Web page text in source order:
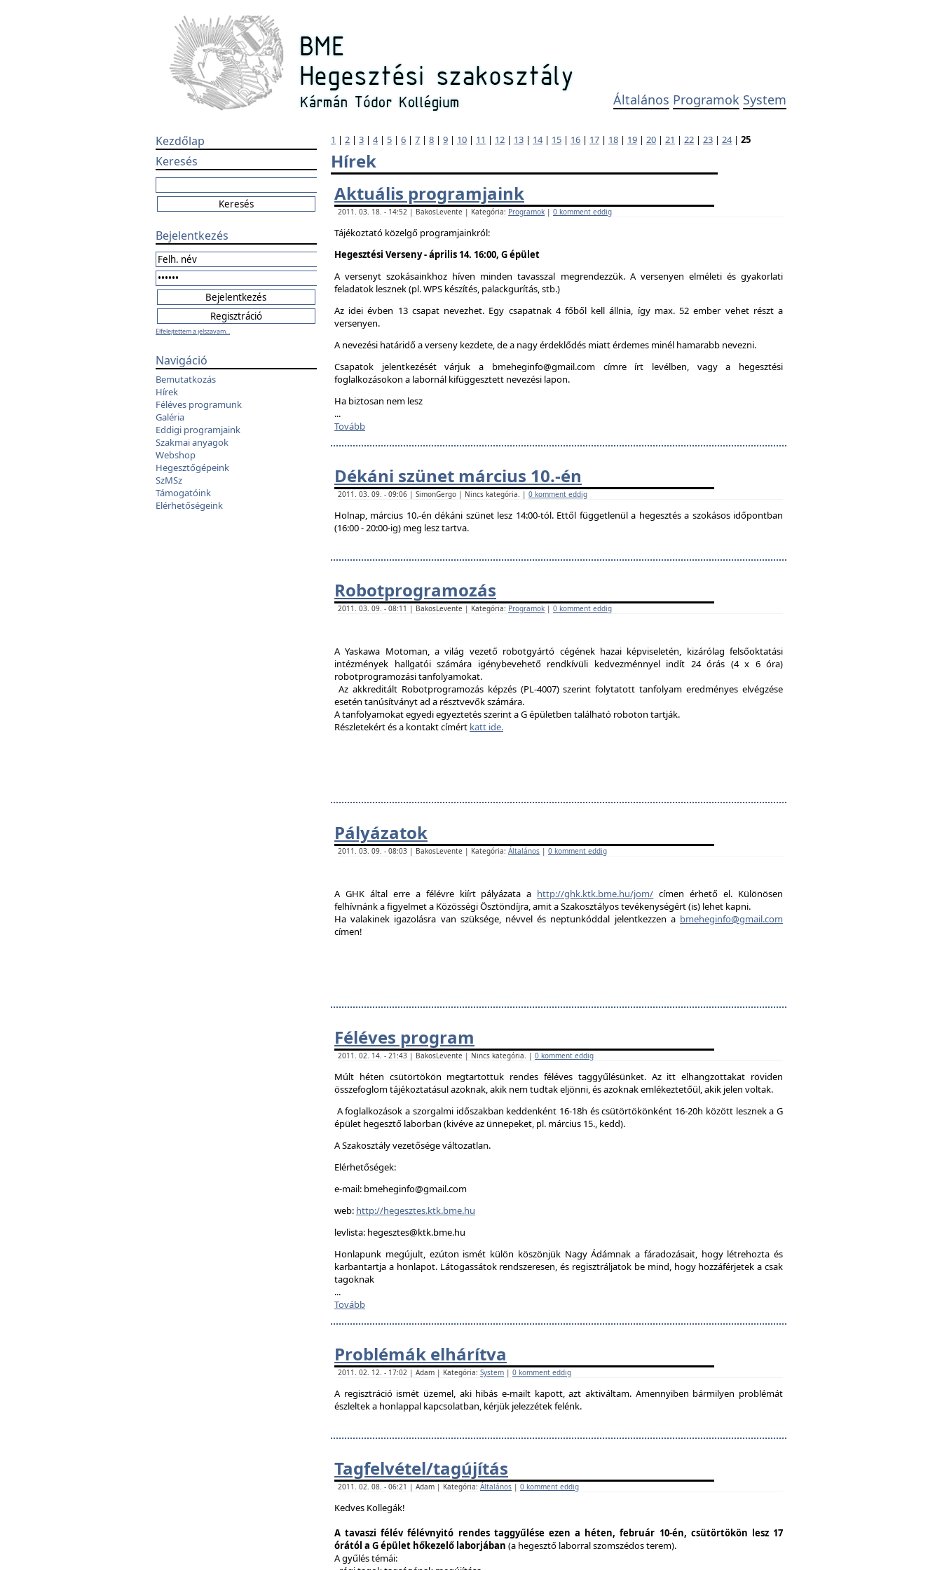
Általános Programok System
Kezdőlap
Keresés
Bejelentkezés
Elfelejtettem a jelszavam...
Navigáció
Bemutatkozás
Hírek
Féléves programunk
Galéria
Eddigi programjaink
Szakmai anyagok
Webshop
Hegesztőgépeink
SzMSz
Támogatóink
Elérhetőségeink
1 | 2 | 3 | 4| 5 | 6 | 7 | 8 | 9 | 10 | 11 | 12 | 13 | 14| 15 | 16 | 17 | 18 | 19 | 20 | 21 | 22 | 23 | 24| 25
Hírek
Aktuális programjaink
2011. 03. 18. - 14:52 | BakosLevente | Kategória: Programok | 0 komment eddig
Tájékoztató közelgő programjainkról:
Hegesztési Verseny - április 14. 16:00, G épület
A versenyt szokásainkhoz híven minden tavasszal megrendezzük. A versenyen elméleti és gyakorlati
feladatok lesznek (pl. WPS készítés, palackgurítás, stb.)
Az idei évben 13 csapat nevezhet. Egy csapatnak 4 főből kell állnia, így max. 52 ember vehet részt a
versenyen.
A nevezési határidő a verseny kezdete, de a nagy érdeklődés miatt érdemes minél hamarabb nevezni.
Csapatok jelentkezését várjuk a bmeheginfo@gmail.com címre írt levélben, vagy a hegesztési
foglalkozásokon a labornál kifüggesztett nevezési lapon.
Ha biztosan nem lesz
...
Tovább
Dékáni szünet március 10.-én
2011. 03. 09. - 09:06 | SimonGergo | Nincs kategória. | 0 komment eddig
Holnap, március 10.-én dékáni szünet lesz 14:00-tól. Ettől függetlenül a hegesztés a szokásos időpontban
(16:00 - 20:00-ig) meg lesz tartva.
Robotprogramozás
2011. 03. 09. - 08:11 | BakosLevente | Kategória: Programok | 0 komment eddig
A Yaskawa Motoman, a világ vezető robotgyártó cégének hazai képviseletén, kizárólag felsőoktatási
intézmények hallgatói számára igénybevehető rendkívüli kedvezménnyel indít 24 órás (4 x 6 óra)
robotprogramozási tanfolyamokat.
Az akkreditált Robotprogramozás képzés (PL-4007) szerint folytatott tanfolyam eredményes elvégzése
esetén tanúsítványt ad a résztvevők számára.
A tanfolyamokat egyedi egyeztetés szerint a G épületben található roboton tartják.
Részletekért és a kontakt címért katt ide.
Pályázatok
2011. 03. 09. - 08:03 | BakosLevente | Kategória: Általános | 0 komment eddig
A GHK által erre a félévre kiírt pályázata a http://ghk.ktk.bme.hu/jom/ címen érhető el. Különösen
felhívnánk a figyelmet a Közösségi Ösztöndíjra, amit a Szakosztályos tevékenységért (is) lehet kapni.
Ha valakinek igazolásra van szüksége, névvel és neptunkóddal jelentkezzen a bmeheginfo@gmail.com
címen!
Féléves program
2011. 02. 14. - 21:43 | BakosLevente | Nincs kategória. | 0 komment eddig
Múlt héten csütörtökön megtartottuk rendes féléves taggyűlésünket. Az itt elhangzottakat röviden
összefoglom tájékoztatásul azoknak, akik nem tudtak eljönni, és azoknak emlékeztetőül, akik jelen voltak.
A foglalkozások a szorgalmi időszakban keddenként 16-18h és csütörtökönként 16-20h között lesznek a G
épület hegesztő laborban (kivéve az ünnepeket, pl. március 15., kedd).
A Szakosztály vezetősége változatlan.
Elérhetőségek:
e-mail: bmeheginfo@gmail.com
web: http://hegesztes.ktk.bme.hu
levlista: hegesztes@ktk.bme.hu
Honlapunk megújult, ezúton ismét külön köszönjük Nagy Ádámnak a fáradozásait, hogy létrehozta és
karbantartja a honlapot. Látogassátok rendszeresen, és regisztráljatok be mind, hogy hozzáférjetek a csak
tagoknak
...
Tovább
Problémák elhárítva
2011. 02. 12. - 17:02 | Adam | Kategória: System | 0 komment eddig
A regisztráció ismét üzemel, aki hibás e-mailt kapott, azt aktiváltam. Amennyiben bármilyen problémát
észleltek a honlappal kapcsolatban, kérjük jelezzétek felénk.
Tagfelvétel/tagújítás
2011. 02. 08. - 06:21 | Adam | Kategória: Általános | 0 komment eddig
Kedves Kollegák!
A tavaszi félév félévnyitó rendes taggyűlése ezen a héten, február 10-én, csütörtökön lesz 17
órától a G épület hőkezelő laborjában (a hegesztő laborral szomszédos terem).
A gyűlés témái: